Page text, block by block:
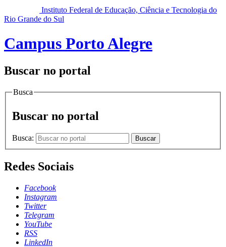
Instituto Federal de Educação, Ciência e Tecnologia do
Rio Grande do Sul
Campus Porto Alegre
Buscar no portal
Busca
Buscar no portal
Busca: Buscar
Redes Sociais
Facebook
Instagram
Twitter
Telegram
YouTube
RSS
LinkedIn